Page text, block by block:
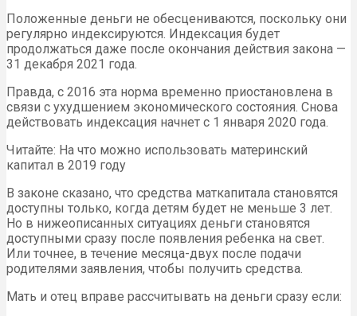
Положенные деньги не обесцениваются, поскольку они
регулярно индексируются. Индексация будет
продолжаться даже после окончания действия закона —
31 декабря 2021 года.
Правда, с 2016 эта норма временно приостановлена в
связи с ухудшением экономического состояния. Снова
действовать индексация начнет с 1 января 2020 года.
Читайте: На что можно использовать материнский
капитал в 2019 году
В законе сказано, что средства маткапитала становятся
доступны только, когда детям будет не меньше 3 лет.
Но в нижеописанных ситуациях деньги становятся
доступными сразу после появления ребенка на свет.
Или точнее, в течение месяца-двух после подачи
родителями заявления, чтобы получить средства.
Мать и отец вправе рассчитывать на деньги сразу если: